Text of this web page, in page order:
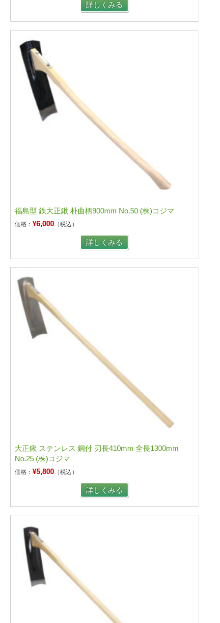
詳しくみる
福島型 鉄大正鍬 朴曲柄900mm No.50 (株)コジマ
価格：¥6,000 （税込）
詳しくみる
大正鍬 ステンレス 鋼付 刃長410mm 全長1300mm
No.25 (株)コジマ
価格：¥5,800 （税込）
詳しくみる